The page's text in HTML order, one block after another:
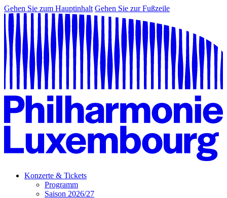
Gehen Sie zum Hauptinhalt Gehen Sie zur Fußzeile
Konzerte & Tickets
Programm
Saison 2026/27